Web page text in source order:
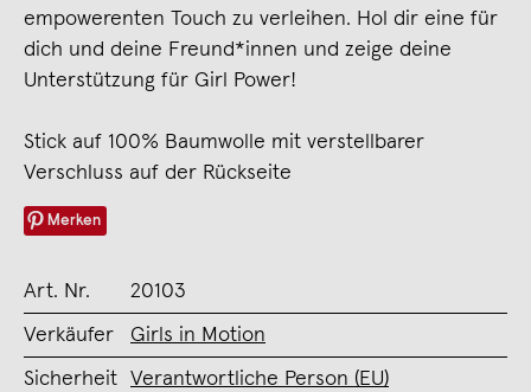
empowerenten Touch zu verleihen. Hol dir eine für
dich und deine Freund*innen und zeige deine
Unterstützung für Girl Power!
Stick auf 100% Baumwolle mit verstellbarer
Verschluss auf der Rückseite
Merken
Art. Nr. 20103
Verkäufer Girls in Motion
Sicherheit Verantwortliche Person (EU)